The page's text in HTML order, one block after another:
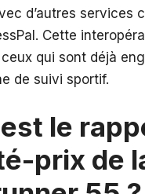
d’autres services
Cette
qui sont déjà
de suivi sportif.
le
prix de